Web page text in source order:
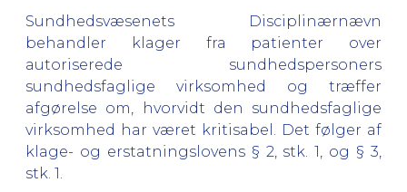
Sundhedsvæsenets Disciplinærnævn
behandler klager fra patienter over
autoriserede sundhedspersoners
sundhedsfaglige virksomhed og træffer
afgørelse om, hvorvidt den sundhedsfaglige
virksomhed har været kritisabel. Det følger af
klage- og erstatningslovens § 2, stk. 1, og § 3,
stk. 1.